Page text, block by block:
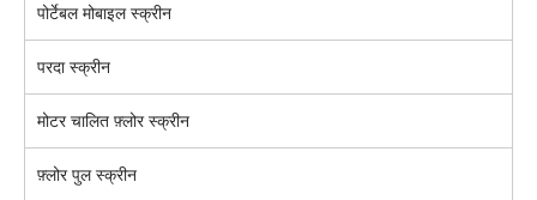
पोर्टेबल मोबाइल स्क्रीन
परदा स्क्रीन
मोटर चालित फ़्लोर स्क्रीन
फ़्लोर पुल स्क्रीन